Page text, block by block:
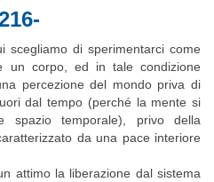
scegliamo di sperimentarci come
un corpo, ed in tale condizione
percezione del mondo priva di
dal tempo (perché la mente si
spazio temporale), privo della
da una pace interiore
attimo la liberazione dal sistema